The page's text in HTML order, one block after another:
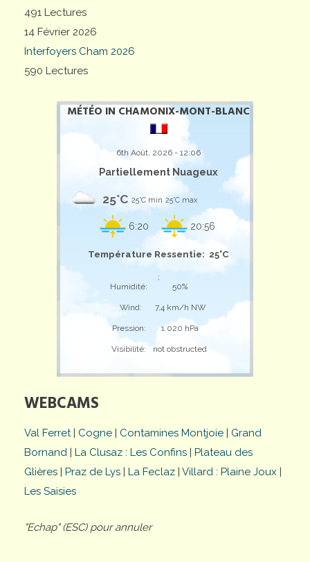
491 Lectures
14 Février 2026
Interfoyers Cham 2026
590 Lectures
MÉTÉO IN CHAMONIX-MONT-BLANC
6th Août, 2026 - 12:06
Partiellement Nuageux
25°C 25°C min 25°C max
6:20 20:56
Température Ressentie: 25°C
;
Humidité:
50%
Wind: 7,4 km/h NW
Pression: 1.020 hPa
Visibilité: not obstructed
WEBCAMS
Val Ferret| Cogne | Contamines Montjoie | Grand
Bornand | La Clusaz : Les Confins | Plateau des
Glières | Praz de Lys | La Feclaz | Villard : Plaine Joux |
Les Saisies
"Echap" (ESC) pour annuler